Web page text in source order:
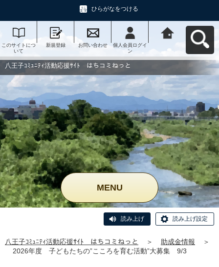
ひらがなをつける
このサイトにつ
いて
新規登録 お問い合わせ
個人会員ログイ
ン
動応援ｻｲﾄ はち
コミねっとへ戻
八王子ｺﾐｭﾆﾃｨ活動応援ｻｲﾄ はちコミねっと
MENU
読み上げ 読み上げ設定
八王子ｺﾐｭﾆﾃｨ活動応援ｻｲﾄ はちコミねっと ＞ 助成金情報
＞
2026年度 子どもたちの”こころを育む活動”大募集 9/3